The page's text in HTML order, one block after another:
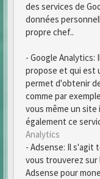
des services de
données
propre chef..
- Google
propose et qui est
permet d'obtenir
comme par
vous même un
également ce
Analytics
- Adsense: Il s'agit
vous trouverez
Adsense pour